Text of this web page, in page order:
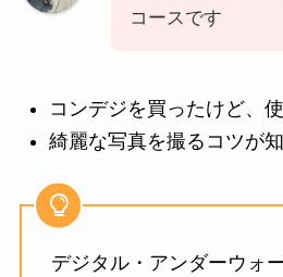
コースです
コンデジを買ったけど、
綺麗な写真を撮るコツが知
デジタル・アンダーウォ